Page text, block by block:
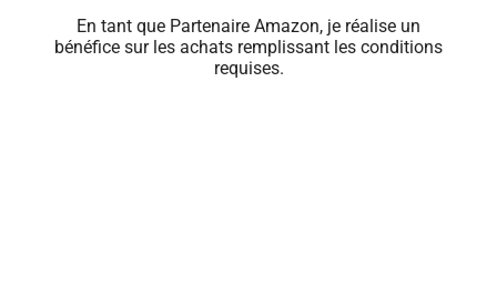
En tant que Partenaire Amazon, je réalise un
bénéfice sur les achats remplissant les conditions
requises.